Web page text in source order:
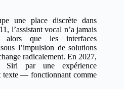
une place discrète dans
l’assistant vocal n’a jamais
alors que les interfaces
l’impulsion de solutions
radicalement. En 2027,
Siri par une expérience
— fonctionnant comme